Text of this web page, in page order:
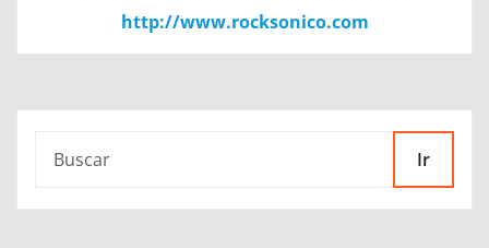
http://www.rocksonico.com
Ir